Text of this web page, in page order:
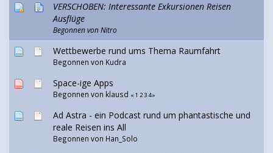
VERSCHOBEN: Interessante Exkursionen Reisen
Ausflüge
Begonnen vonNitro
Wettbewerbe rund ums Thema Raumfahrt
Begonnen von Kudra
Space-ige Apps
Begonnen von klausd « 1 234»
Ad Astra - ein Podcast rund um phantastische und
reale Reisen ins All
Begonnen von Han_Solo